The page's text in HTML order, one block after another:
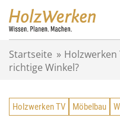
Startseite » Holzwerken
richtige Winkel?
Holzwerken TV Möbelbau